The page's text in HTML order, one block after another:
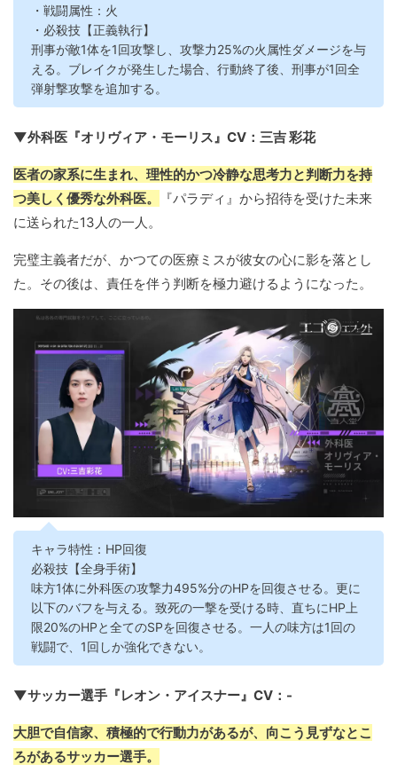
・戦闘属性：火
・必殺技【正義執行】
刑事が敵1体を1回攻撃し、攻撃力25%の火属性ダメージを与
える。ブレイクが発生した場合、行動終了後、刑事が1回全
弾射撃攻撃を追加する。
▼外科医『オリヴィア・モーリス』CV：三吉 彩花
医者の家系に生まれ、理性的かつ冷静な思考力と判断力を持
つ美しく優秀な外科医。
『パラディ』から招待を受けた未来
に送られた13人の一人。
完璧主義者だが、かつての医療ミスが彼女の心に影を落とし
た。その後は、責任を伴う判断を極力避けるようになった。
キャラ特性：HP回復
必殺技【全身手術】
味方1体に外科医の攻撃力495%分のHPを回復させる。更に
以下のバフを与える。致死の一撃を受ける時、直ちにHP上
限20%のHPと全てのSPを回復させる。一人の味方は1回の
戦闘で、1回しか強化できない。
▼サッカー選手『レオン・アイスナー』CV：-
大胆で自信家、積極的で行動力があるが、向こう見ずなとこ
ろがあるサッカー選手。